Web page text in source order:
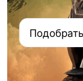
Подобрать